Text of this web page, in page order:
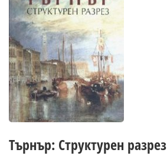
Търнър: Структурен разрез